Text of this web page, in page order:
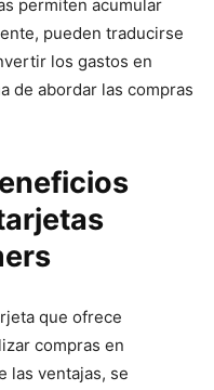
permiten acumular
pueden traducirse
los gastos en
de abordar las compras
que ofrece
compras en
las ventajas, se